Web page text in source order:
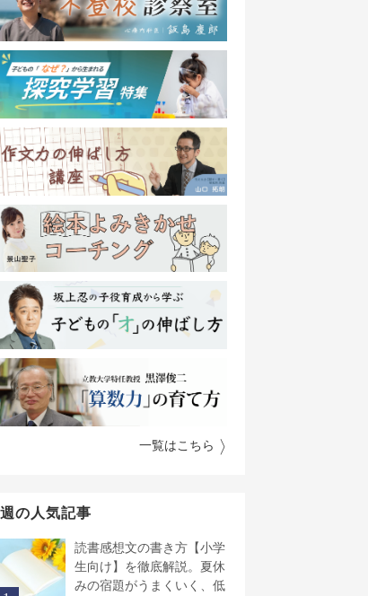
一覧はこちら
の人気記事
読書感想文の書き方【小学
生向け】を徹底解説。夏休
みの宿題がうまくいく、低